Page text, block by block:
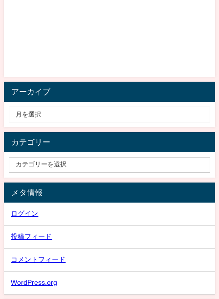
アーカイブ
カテゴリー
メタ情報
ログイン
投稿フィード
コメントフィード
WordPress.org